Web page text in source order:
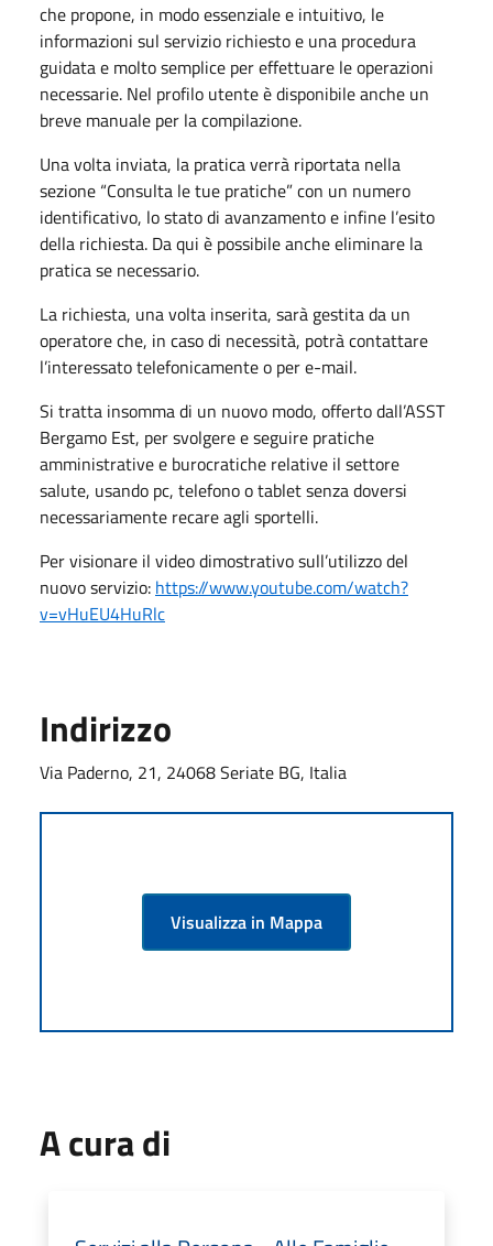
che propone, in modo essenziale e intuitivo, le
informazioni sul servizio richiesto e una procedura
guidata e molto semplice per effettuare le operazioni
necessarie. Nel profilo utente è disponibile anche un
breve manuale per la compilazione.
Una volta inviata, la pratica verrà riportata nella
sezione “Consulta le tue pratiche” con un numero
identificativo, lo stato di avanzamento e infine l’esito
della richiesta. Da qui è possibile anche eliminare la
pratica se necessario.
La richiesta, una volta inserita, sarà gestita da un
operatore che, in caso di necessità, potrà contattare
l’interessato telefonicamente o per e-mail.
Si tratta insomma di un nuovo modo, offerto dall’ASST
Bergamo Est, per svolgere e seguire pratiche
amministrative e burocratiche relative il settore
salute, usando pc, telefono o tablet senza doversi
necessariamente recare agli sportelli.
Per visionare il video dimostrativo sull’utilizzo del
nuovo servizio: https://www.youtube.com/watch?
v=vHuEU4HuRlc
Indirizzo
Via Paderno, 21, 24068 Seriate BG, Italia
Visualizza in Mappa
A cura di